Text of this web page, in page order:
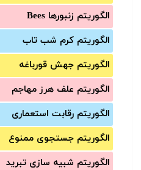
الگوریتم زنبورها Bees
الگوریتم کرم شب تاب
الگوریتم جهش قورباغه
الگوریتم علف هرز مهاجم
الگوریتم رقابت استعماری
الگوریتم جستجوی ممنوع
الگوریتم شبیه سازی تبرید